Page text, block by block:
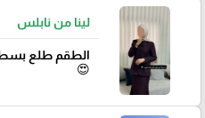
لينا من نابلس
الطقم طلع
😍